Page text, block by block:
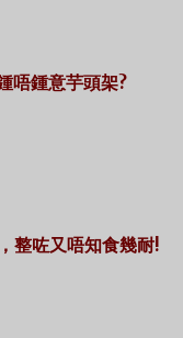
唔鍾意芋頭架?
整咗又唔知食幾耐!